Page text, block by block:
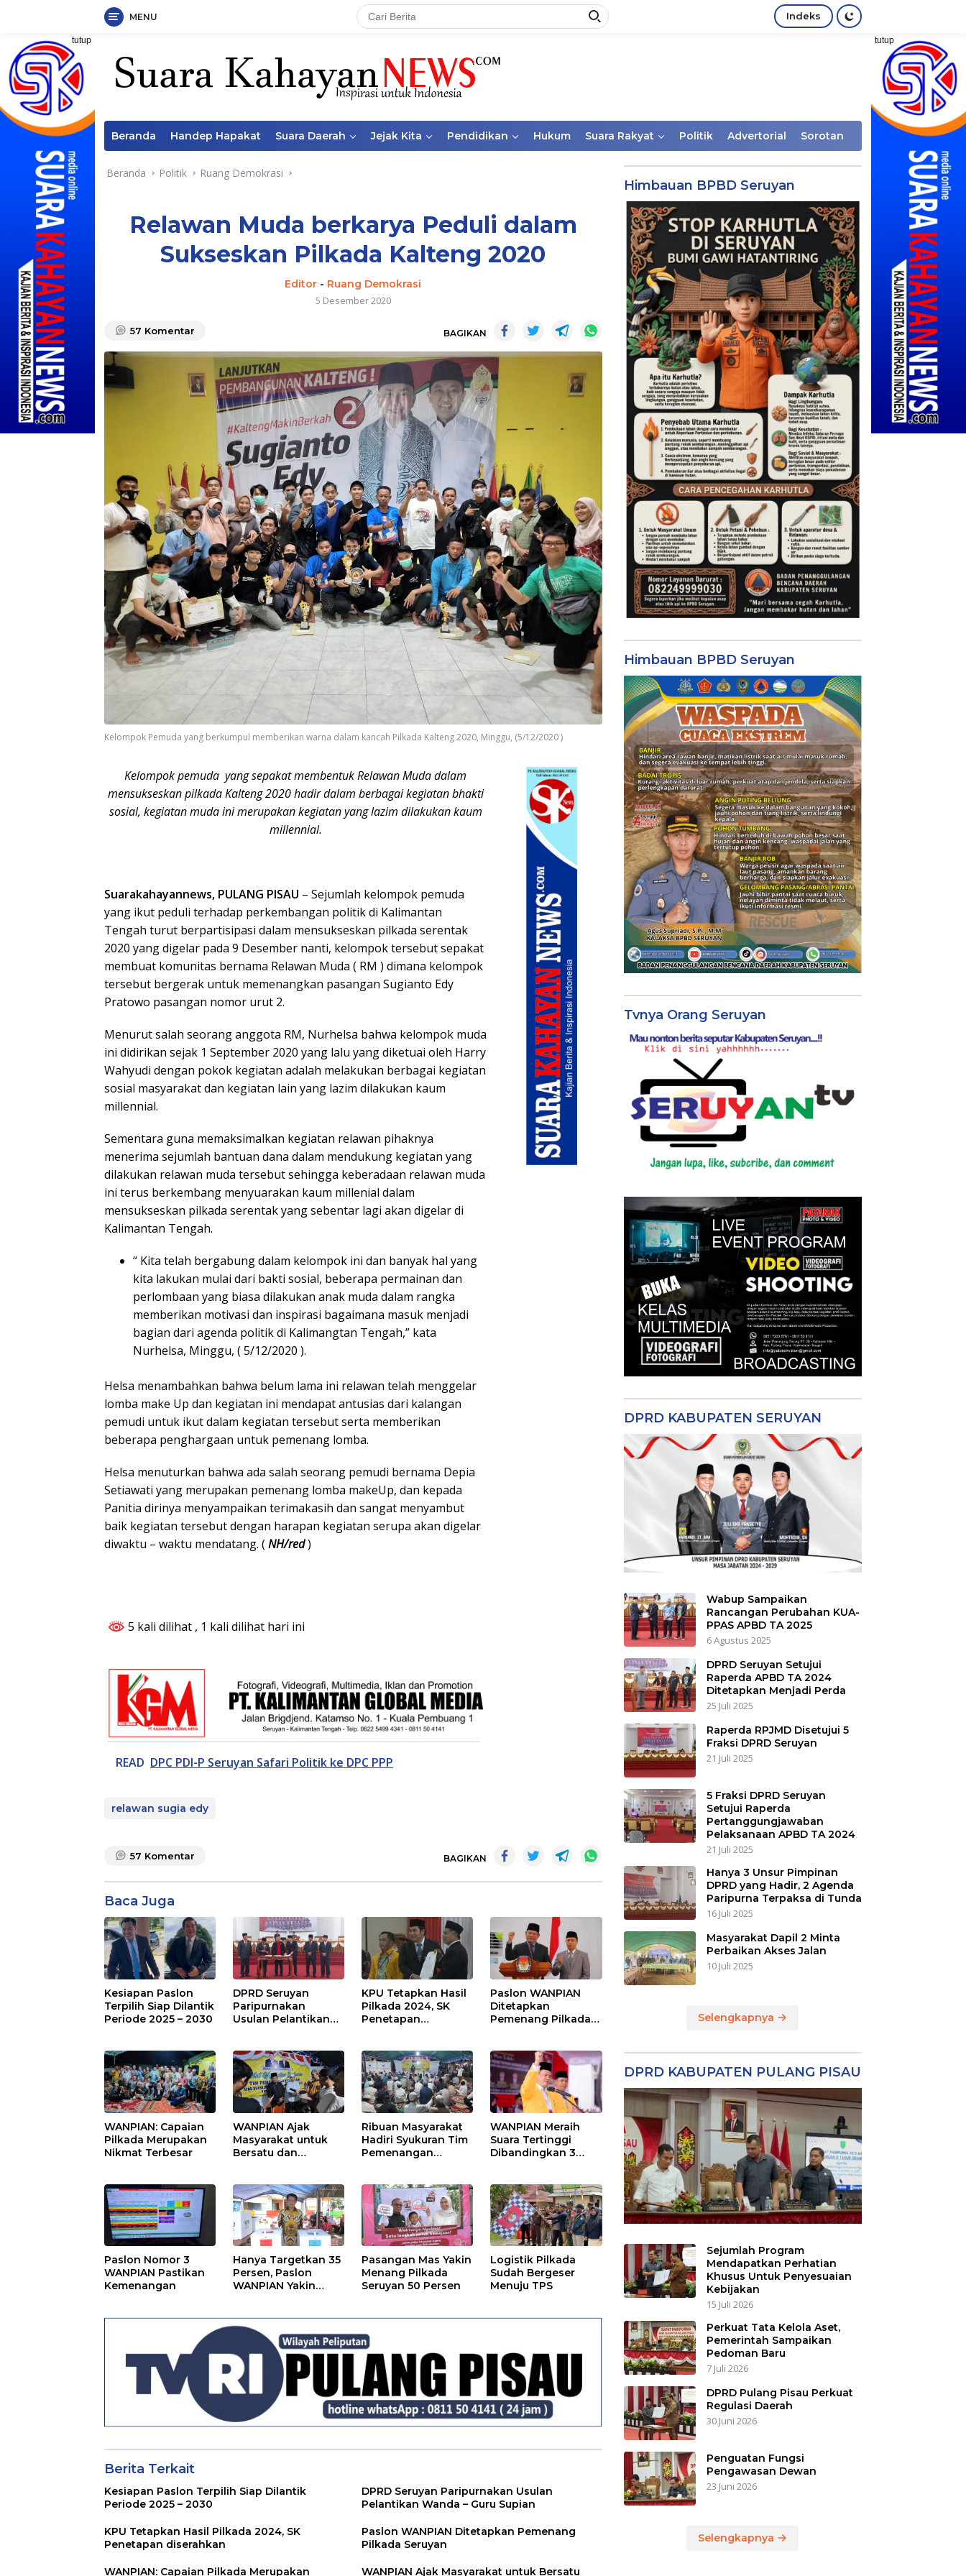
Langsung
konten
MENU Indeks
tutup tutup
Beranda Handep Hapakat Suara Daerah Jejak Kita Pendidikan Hukum Suara Rakyat Politik Advertorial Sorotan
Beranda Politik Ruang Demokrasi
Relawan Muda berkarya Peduli dalam
Sukseskan Pilkada Kalteng 2020
Editor - Ruang Demokrasi
5 Desember 2020
57 Komentar BAGIKAN
Kelompok Pemuda yang berkumpul memberikan warna dalam kancah Pilkada Kalteng 2020, Minggu, (5/12/2020 )
Kelompok pemuda yang sepakat membentuk Relawan Muda dalam
mensukseskan pilkada Kalteng 2020 hadir dalam berbagai kegiatan bhakti
sosial, kegiatan muda ini merupakan kegiatan yang lazim dilakukan kaum
millennial.
Suarakahayannews, PULANG PISAU – Sejumlah kelompok pemuda
yang ikut peduli terhadap perkembangan politik di Kalimantan
Tengah turut berpartisipasi dalam mensukseskan pilkada serentak
2020 yang digelar pada 9 Desember nanti, kelompok tersebut sepakat
membuat komunitas bernama Relawan Muda ( RM ) dimana kelompok
tersebut bergerak untuk memenangkan pasangan Sugianto Edy
Pratowo pasangan nomor urut 2.
Menurut salah seorang anggota RM, Nurhelsa bahwa kelompok muda
ini didirikan sejak 1 September 2020 yang lalu yang diketuai oleh Harry
Wahyudi dengan pokok kegiatan adalah melakukan berbagai kegiatan
sosial masyarakat dan kegiatan lain yang lazim dilakukan kaum
millennial.
Sementara guna memaksimalkan kegiatan relawan pihaknya
menerima sejumlah bantuan dana dalam mendukung kegiatan yang
dilakukan relawan muda tersebut sehingga keberadaan relawan muda
ini terus berkembang menyuarakan kaum millenial dalam
mensukseskan pilkada serentak yang sebentar lagi akan digelar di
Kalimantan Tengah.
“ Kita telah bergabung dalam kelompok ini dan banyak hal yang
kita lakukan mulai dari bakti sosial, beberapa permainan dan
perlombaan yang biasa dilakukan anak muda dalam rangka
memberikan motivasi dan inspirasi bagaimana masuk menjadi
bagian dari agenda politik di Kalimangtan Tengah,” kata
Nurhelsa, Minggu, ( 5/12/2020 ).
Helsa menambahkan bahwa belum lama ini relawan telah menggelar
lomba make Up dan kegiatan ini mendapat antusias dari kalangan
pemudi untuk ikut dalam kegiatan tersebut serta memberikan
beberapa penghargaan untuk pemenang lomba.
Helsa menuturkan bahwa ada salah seorang pemudi bernama Depia
Setiawati yang merupakan pemenang lomba makeUp, dan kepada
Panitia dirinya menyampaikan terimakasih dan sangat menyambut
baik kegiatan tersebut dengan harapan kegiatan serupa akan digelar
diwaktu – waktu mendatang. (NH/red)
5 kali dilihat , 1 kali dilihat hari ini
READ DPC PDI-P Seruyan Safari Politik ke DPC PPP
relawan sugia edy
57 Komentar BAGIKAN
Baca Juga
Kesiapan Paslon
Terpilih Siap Dilantik
Periode 2025 – 2030
DPRD Seruyan
Paripurnakan
Usulan Pelantikan
KPU Tetapkan Hasil
Pilkada 2024, SK
Penetapan
Paslon WANPIAN
Ditetapkan
Pemenang Pilkada
WANPIAN: Capaian
Pilkada Merupakan
Nikmat Terbesar
WANPIAN Ajak
Masyarakat untuk
Bersatu dan
Ribuan Masyarakat
Hadiri Syukuran Tim
Pemenangan
WANPIAN Meraih
Suara Tertinggi
Dibandingkan 3
Paslon Nomor 3
WANPIAN Pastikan
Kemenangan
Hanya Targetkan 35
Persen, Paslon
WANPIAN Yakin
Pasangan Mas Yakin
Menang Pilkada
Seruyan 50 Persen
Logistik Pilkada
Sudah Bergeser
Menuju TPS
Berita Terkait
Kesiapan Paslon Terpilih Siap Dilantik
Periode 2025 – 2030
DPRD Seruyan Paripurnakan Usulan
Pelantikan Wanda – Guru Supian
KPU Tetapkan Hasil Pilkada 2024, SK
Penetapan diserahkan
Paslon WANPIAN Ditetapkan Pemenang
Pilkada Seruyan
WANPIAN: Capaian Pilkada Merupakan WANPIAN Ajak Masyarakat untuk Bersatu
Himbauan BPBD Seruyan
Himbauan BPBD Seruyan
Tvnya Orang Seruyan
DPRD KABUPATEN SERUYAN
Wabup Sampaikan
Rancangan Perubahan KUA-
PPAS APBD TA 2025
6 Agustus 2025
DPRD Seruyan Setujui
Raperda APBD TA 2024
Ditetapkan Menjadi Perda
25 Juli 2025
Raperda RPJMD Disetujui 5
Fraksi DPRD Seruyan
21 Juli 2025
5 Fraksi DPRD Seruyan
Setujui Raperda
Pertanggungjawaban
Pelaksanaan APBD TA 2024
21 Juli 2025
Hanya 3 Unsur Pimpinan
DPRD yang Hadir, 2 Agenda
Paripurna Terpaksa di Tunda
16 Juli 2025
Masyarakat Dapil 2 Minta
Perbaikan Akses Jalan
10 Juli 2025
Selengkapnya
DPRD KABUPATEN PULANG PISAU
Sejumlah Program
Mendapatkan Perhatian
Khusus Untuk Penyesuaian
Kebijakan
15 Juli 2026
Perkuat Tata Kelola Aset,
Pemerintah Sampaikan
Pedoman Baru
7 Juli 2026
DPRD Pulang Pisau Perkuat
Regulasi Daerah
30 Juni 2026
Penguatan Fungsi
Pengawasan Dewan
23 Juni 2026
Selengkapnya